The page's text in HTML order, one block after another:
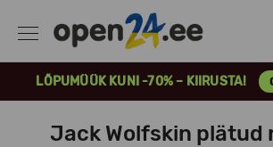
LÕPUMÜÜK KUNI -70% – KIIRUSTA!
Jack Wolfskin plätud